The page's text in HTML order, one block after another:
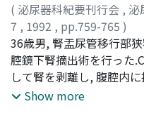
( 泌尿器科紀要刊行会 , 泌
7 , 1992 , pp.759-765 )
松田, 公志;内田, 潤二;川
寺地, 敏郎;堀井, 泰樹;吉
Uchida, Junji;
Fujise, Kumiko
36歳男, 腎盂尿管移行部
腔鏡下腎摘出術を行った
して腎を剥離し, 腹腔内
を細切し, 穿刺創を延長す
Show more